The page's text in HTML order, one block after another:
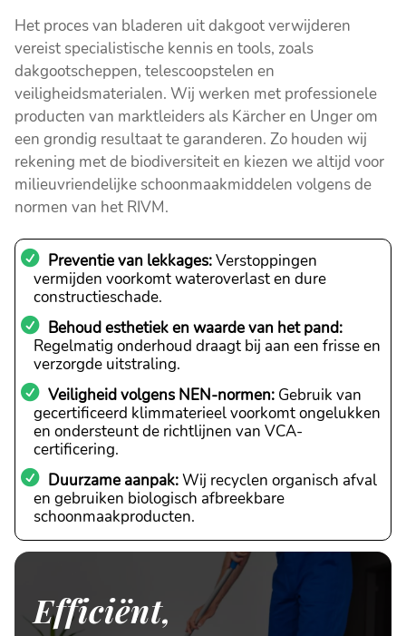
Het proces van bladeren uit dakgoot verwijderen
vereist specialistische kennis en tools, zoals
dakgootscheppen, telescoopstelen en
veiligheidsmaterialen. Wij werken met professionele
producten van marktleiders als Kärcher en Unger om
een grondig resultaat te garanderen. Zo houden wij
rekening met de biodiversiteit en kiezen we altijd voor
milieuvriendelijke schoonmaakmiddelen volgens de
normen van het RIVM.
Preventie van lekkages:Verstoppingen
vermijden voorkomt wateroverlast en dure
constructieschade.
Behoud esthetiek en waarde van het pand:
Regelmatig onderhoud draagt bij aan een frisse en
verzorgde uitstraling.
Veiligheid volgens NEN-normen: Gebruik van
gecertificeerd klimmaterieel voorkomt ongelukken
en ondersteunt de richtlijnen van VCA-
certificering.
Duurzame aanpak:Wij recyclen organisch afval
en gebruiken biologisch afbreekbare
schoonmaakproducten.
Efficiënt,